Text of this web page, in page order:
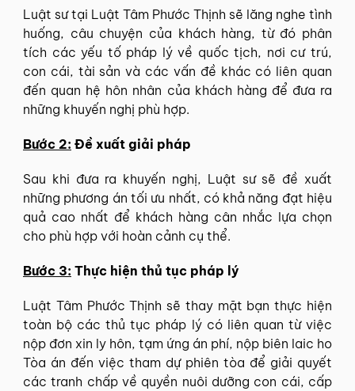
Luật sư tại Luật Tâm Phước Thịnh sẽ lăng nghe tình
huống, câu chuyện của khách hàng, từ đó phân
tích các yếu tố pháp lý về quốc tịch, nơi cư trú,
con cái, tài sản và các vấn đề khác có liên quan
đến quan hệ hôn nhân của khách hàng để đưa ra
những khuyến nghị phù hợp.
Bước 2: Đề xuất giải pháp
Sau khi đưa ra khuyến nghị, Luật sư sẽ đề xuất
những phương án tối ưu nhất, có khả năng đạt hiệu
quả cao nhất để khách hàng cân nhắc lựa chọn
cho phù hợp với hoàn cảnh cụ thể.
Bước 3: Thực hiện thủ tục pháp lý
Luật Tâm Phước Thịnh sẽ thay mặt bạn thực hiện
toàn bộ các thủ tục pháp lý có liên quan từ việc
nộp đơn xin ly hôn, tạm ứng án phí, nộp biên laic ho
Tòa án đến việc tham dự phiên tòa để giải quyết
các tranh chấp về quyền nuôi dưỡng con cái, cấp